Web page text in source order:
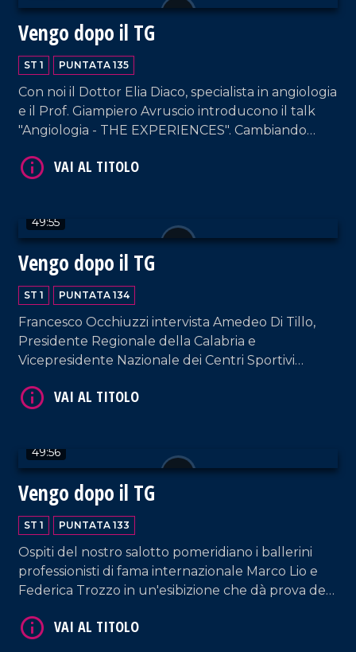
Vengo dopo il TG
ST 1 PUNTATA 135
Con noi il Dottor Elia Diaco, specialista in angiologia
e il Prof. Giampiero Avruscio introducono il talk
"Angiologia - THE EXPERIENCES". Cambiando
Carlo, Patron del celebre Cantagiro.
49:55
Vengo dopo il TG
ST 1 PUNTATA 134
Francesco Occhiuzzi intervista Amedeo Di Tillo,
Presidente Regionale della Calabria e
Vicepresidente Nazionale dei Centri Sportivi
vista istituzionale e sociale italiano.
49:56
Vengo dopo il TG
ST 1 PUNTATA 133
Ospiti del nostro salotto pomeridiano i ballerini
professionisti di fama internazionale Marco Lio e
Federica Trozzo in un'esibizione che dà prova del
Armando Piccolillo e le performance di DJ EL Dan
VAI AL TITOLO
VAI AL TITOLO